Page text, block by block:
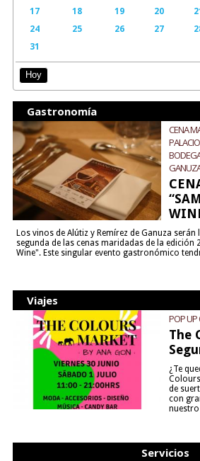
17
18 19 20
24
25 26 27
31
Hoy
Gastronomía
CENA
Los vinos de Alútiz y Remírez de Ganuza
segunda de las cenas maridadas de la edición
Wine". Este singular evento gastronómico
Viajes
POP
The
¿Te
de
con
nuestro
Servicios